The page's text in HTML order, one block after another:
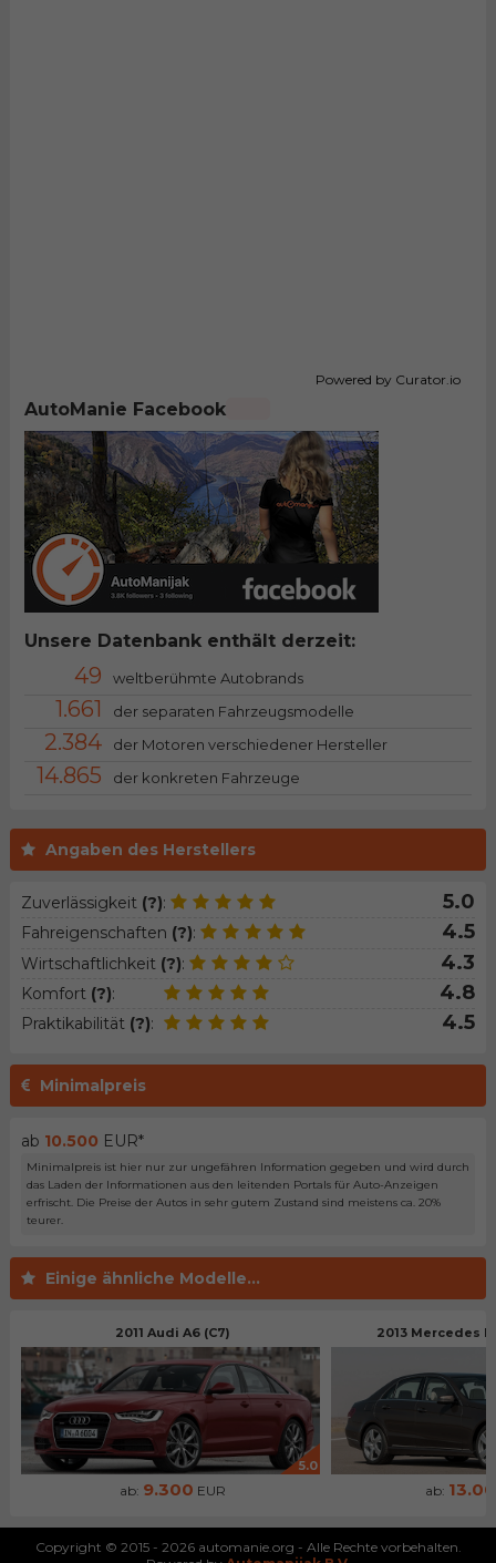
Angaben des Herstellers
Zuverlässigkeit (?): 5.0
Fahreigenschaften (?): 4.5
Wirtschaftlichkeit (?): 4.3
Komfort (?): 4.8
Praktikabilität (?): 4.5
Minimalpreis
ab 10.500 EUR*
Minimalpreis ist hier nur zur ungefähren Information gegeben und wird durch
das Laden der Informationen aus den leitenden Portals für Auto-Anzeigen
erfrischt. Die Preise der Autos in sehr gutem Zustand sind meistens ca. 20%
teurer.
Einige ähnliche Modelle...
2011 Audi A6 (C7)
5.0
ab: 9.300 EUR
2013 Mercedes
ab:
Powered by Curator.io
AutoManie Facebook
Unsere Datenbank enthält derzeit:
49 weltberühmte Autobrands
1.661 der separaten Fahrzeugsmodelle
2.384 der Motoren verschiedener Hersteller
14.865 der konkreten Fahrzeuge
Copyright © 2015 - 2026 automanie.org - Alle Rechte vorbehalten.